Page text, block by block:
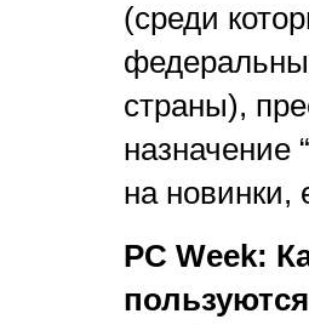
(среди
страны),
назначение
на
PC Week: